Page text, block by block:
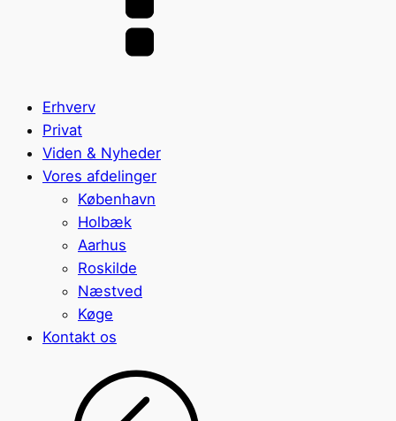
Erhverv
Privat
Viden & Nyheder
Vores afdelinger
København
Holbæk
Aarhus
Roskilde
Næstved
Køge
Kontakt os